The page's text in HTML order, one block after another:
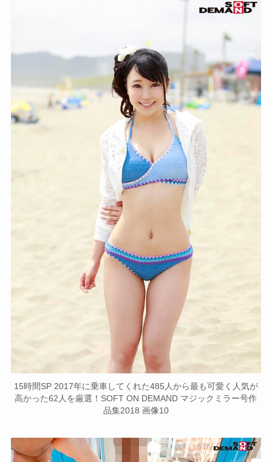
15時間SP 2017年に乗車してくれた485人から最も可愛く人気が
高かった62人を厳選！SOFT ON DEMAND マジックミラー号作
品集2018 画像10